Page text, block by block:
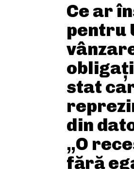
Ce ar
pentru
stat
din
„O
fără